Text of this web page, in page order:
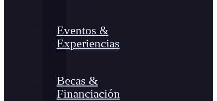
Eventos &
Experiencias
Becas &
Financiación